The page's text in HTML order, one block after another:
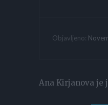
Objavljeno:
Ana Kirjanova je